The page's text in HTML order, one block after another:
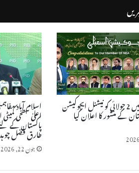
اسلام آباد میں 2 جولائی کو نیشنل ایجوکیشن
کے منشور کا اعلان کیا
اسلام آباد
اعلیٰ سطحی
پاکستان کے
طارق فضل
جون 22, 2026